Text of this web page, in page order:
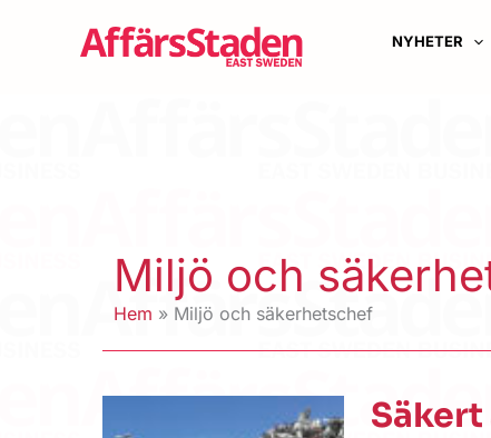
NYHETER
Miljö och
Hem Miljö och säkerhetschef